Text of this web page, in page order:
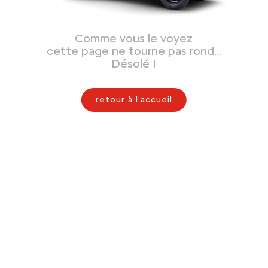
Comme vous le voyez
cette page ne tourne pas rond…
Désolé !
retour à l'accueil